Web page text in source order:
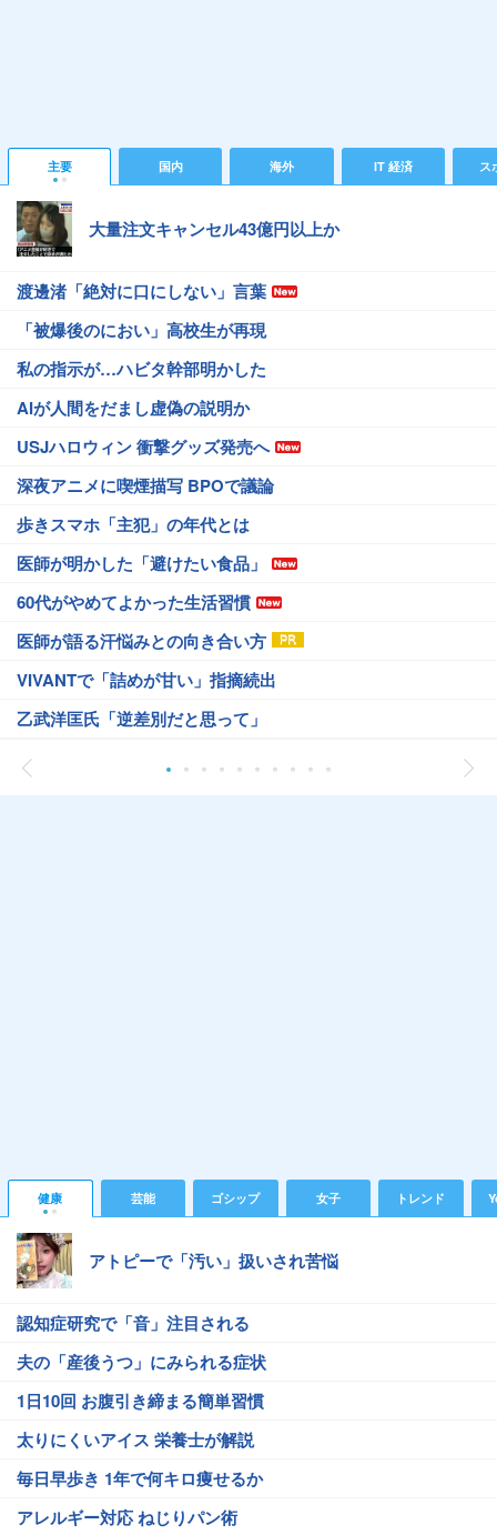
主要 国内 海外 IT 経済 ス
大量注文キャンセル43億円以上か
渡邊渚「絶対に口にしない」言葉
「被爆後のにおい」高校生が再現
私の指示が…ハビタ幹部明かした
AIが人間をだまし虚偽の説明か
USJハロウィン 衝撃グッズ発売へ
深夜アニメに喫煙描写 BPOで議論
歩きスマホ「主犯」の年代とは
医師が明かした「避けたい食品」
60代がやめてよかった生活習慣
医師が語る汗悩みとの向き合い方
VIVANTで「詰めが甘い」指摘続出
乙武洋匡氏「逆差別だと思って」
健康 芸能 ゴシップ 女子 トレンド
アトピーで「汚い」扱いされ苦悩
認知症研究で「音」注目される
夫の「産後うつ」にみられる症状
1日10回 お腹引き締まる簡単習慣
太りにくいアイス 栄養士が解説
毎日早歩き 1年で何キロ痩せるか
アレルギー対応 ねじりパン術